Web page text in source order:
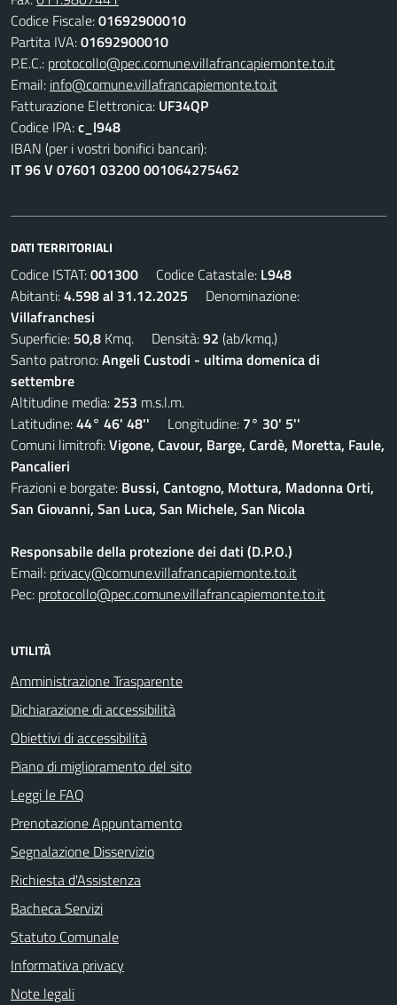
Codice Fiscale:01692900010
Partita IVA:01692900010
P.E.C.: protocollo@pec.comune.villafrancapiemonte.to.it
Email: info@comune.villafrancapiemonte.to.it
Fatturazione Elettronica: UF34QP
Codice IPA:c_l948
IBAN (per i vostri bonifici bancari):
IT 96 V 07601 03200 001064275462
DATI TERRITORIALI
Codice ISTAT:001300 Codice Catastale: L948
Abitanti:4.598 al 31.12.2025 Denominazione:
Villafranchesi
Superficie: 50,8 Kmq. Densità:92 (ab/kmq.)
Santo patrono:Angeli Custodi - ultima domenica di
settembre
Altitudine media: 253 m.s.l.m.
Latitudine:44° 46' 48'' Longitudine: 7° 30' 5''
Comuni limitrofi:Vigone, Cavour, Barge, Cardè, Moretta, Faule,
Pancalieri
Frazioni e borgate: Bussi, Cantogno, Mottura, Madonna Orti,
San Giovanni, San Luca, San Michele, San Nicola
Responsabile della protezione dei dati (D.P.O.)
Email: privacy@comune.villafrancapiemonte.to.it
Pec: protocollo@pec.comune.villafrancapiemonte.to.it
UTILITÀ
Amministrazione Trasparente
Dichiarazione di accessibilità
Obiettivi di accessibilità
Piano di miglioramento del sito
Leggi le FAQ
Prenotazione Appuntamento
Segnalazione Disservizio
Richiesta d'Assistenza
Bacheca Servizi
Statuto Comunale
Informativa privacy
Note legali